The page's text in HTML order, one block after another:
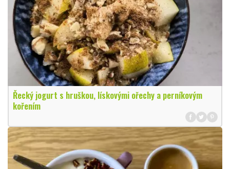
Řecký jogurt s hruškou, lískovými ořechy a perníkovým
kořením